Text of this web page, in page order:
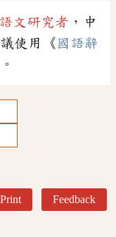
文研究者 ，中
使用《 國語辭
Print Feedback